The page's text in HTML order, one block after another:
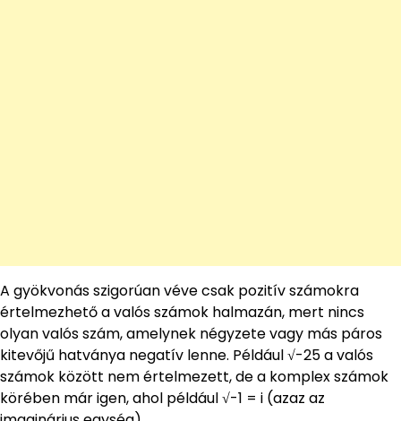
A gyökvonás szigorúan véve csak pozitív számokra
értelmezhető a valós számok halmazán, mert nincs
olyan valós szám, amelynek négyzete vagy más páros
kitevőjű hatványa negatív lenne. Például √-25 a valós
számok között nem értelmezett, de a komplex számok
körében már igen, ahol például √-1 = i (azaz az